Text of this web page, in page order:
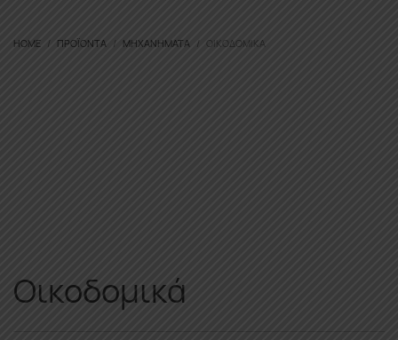
HOME ΠΡΟΪΌΝΤΑ ΜΗΧΑΝΉΜΑΤΑ ΟΙΚΟΔΟΜΙΚΆ
Οικοδομικά